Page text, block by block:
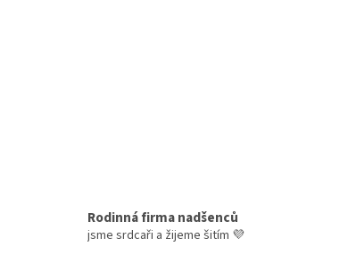
Rodinná firma nadšenců
jsme srdcaři a žijeme šitím 💜